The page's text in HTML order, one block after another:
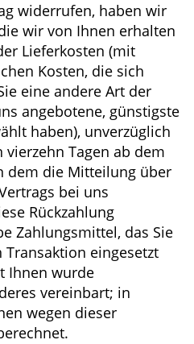
widerrufen, haben wir
wir von Ihnen erhalten
Lieferkosten (mit
Kosten, die sich
eine andere Art der
angebotene, günstigste
haben), unverzüglich
Tagen ab dem
dem die Mitteilung über
bei uns
Rückzahlung
Zahlungsmittel, das Sie
eingesetzt
Ihnen wurde
vereinbart; in
wegen dieser